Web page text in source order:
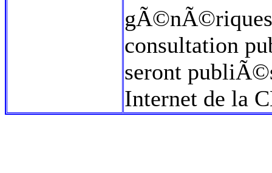
consultation
seront
Internet de la